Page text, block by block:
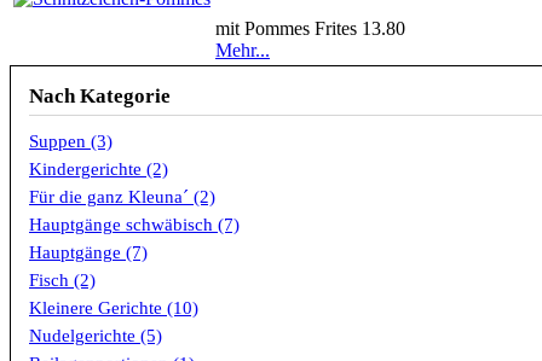
mit Pommes Frites 13.80
Mehr...
Nach Kategorie
Suppen (3)
Kindergerichte (2)
Für die ganz Kleuna´ (2)
Hauptgänge schwäbisch (7)
Hauptgänge (7)
Fisch (2)
Kleinere Gerichte (10)
Nudelgerichte (5)